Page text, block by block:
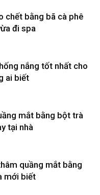
chết bằng bã cà phê
đi spa
nắng tốt nhất cho
ai biết
mắt bằng bột trà
tại nhà
quầng mắt bằng
mới biết